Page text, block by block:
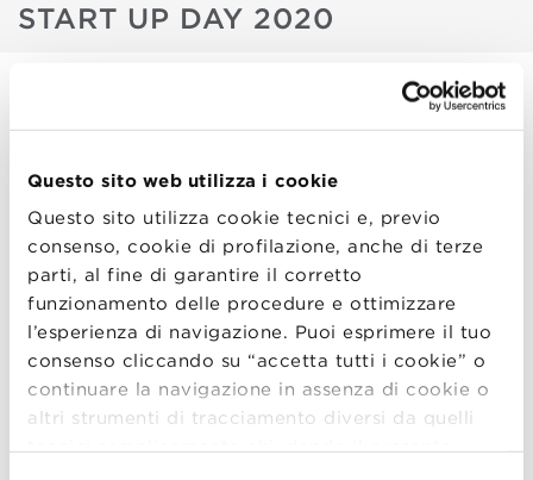
Questo sito web utilizza i cookie
Questo sito utilizza cookie tecnici e, previo
consenso, cookie di profilazione, anche di terze
parti, al fine di garantire il corretto
funzionamento delle procedure e ottimizzare
l’esperienza di navigazione. Puoi esprimere il tuo
consenso cliccando su “accetta tutti i cookie” o
continuare la navigazione in assenza di cookie o
altri strumenti di tracciamento diversi da quelli
tecnici semplicemente chiudendo il presente
START UP DAY 2020
ISCRIZIONE
RELATORI 2020
EDIZIONI PRECEDENTI
OFFERTA FORMATIVA
ENTREPRENEURSHIP HUB